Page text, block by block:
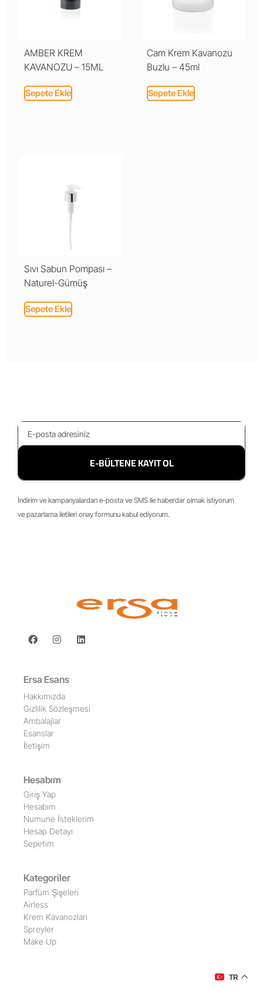
AMBER KREM
KAVANOZU – 15ML
Sepete Ekle
Cam Krem Kavanozu
Buzlu – 45ml
Sepete Ekle
Sıvı Sabun Pompası –
Naturel-Gümüş
Sepete Ekle
E-BÜLTENE KAYIT OL
İndirim ve kampanyalardan e-posta ve SMS ile haberdar olmak istiyorum
ve pazarlama iletileri onay formunu kabul ediyorum.
Ersa Esans
Hakkımızda
Gizlilik Sözleşmesi
Ambalajlar
Esanslar
İletişim
Hesabım
Giriş Yap
Hesabım
Numune İsteklerim
Hesap Detayı
Sepetim
Kategoriler
Parfüm Şişeleri
Airless
Krem Kavanozları
Spreyler
Make Up
TR